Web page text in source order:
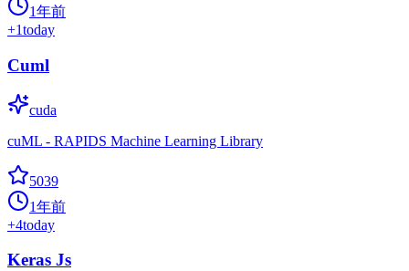
1年前
+1today
Cuml
cuda
cuML - RAPIDS Machine Learning Library
5039
1年前
+4today
Keras Js